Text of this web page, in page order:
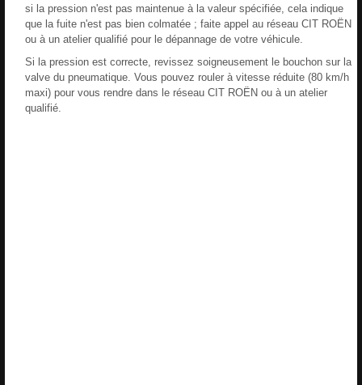
si la pression n'est pas maintenue à la valeur spécifiée, cela indique
que la fuite n'est pas bien colmatée ; faite appel au réseau CIT ROËN
ou à un atelier qualifié pour le dépannage de votre véhicule.
Si la pression est correcte, revissez soigneusement le bouchon sur la
valve du pneumatique. Vous pouvez rouler à vitesse réduite (80 km/h
maxi) pour vous rendre dans le réseau CIT ROËN ou à un atelier
qualifié.